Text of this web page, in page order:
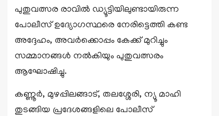
പുതുവത്സര രാവിൽ ഡ്യൂട്ടിയിലുണ്ടായിരുന്ന
പോലീസ് ഉദ്യോഗസ്ഥരെ നേരിട്ടെത്തി കണ്ട
അദ്ദേഹം, അവർക്കൊപ്പം കേക്ക് മുറിച്ചും
സമ്മാനങ്ങൾ നൽകിയും പുതുവത്സരം
ആഘോഷിച്ചു.
കണ്ണൂർ, മുഴപ്പിലങ്ങാട്, തലശ്ശേരി, ന്യൂ മാഹി
തുടങ്ങിയ പ്രദേശങ്ങളിലെ പോലീസ്